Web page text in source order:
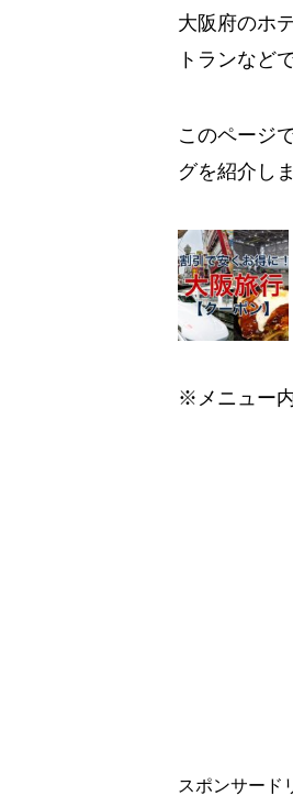
大阪府のホ
トランなど
このページ
グを紹介しま
※メニュー
スポンサード